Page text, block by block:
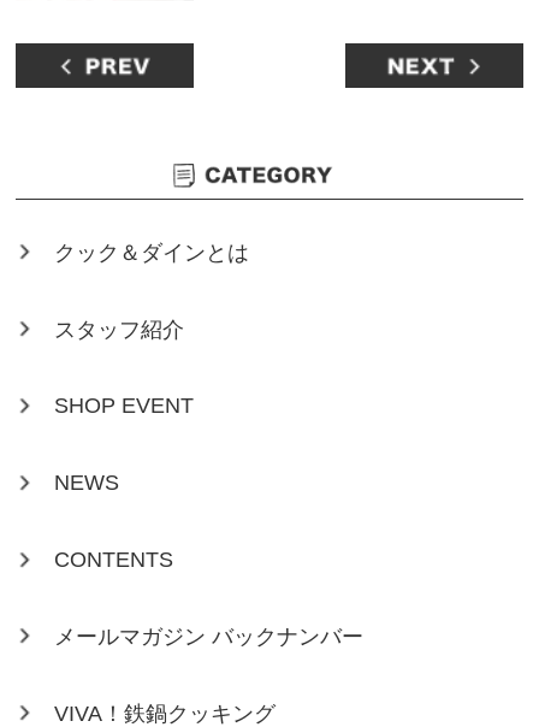
クック＆ダインとは
スタッフ紹介
SHOP EVENT
NEWS
CONTENTS
メールマガジン バックナンバー
VIVA！鉄鍋クッキング